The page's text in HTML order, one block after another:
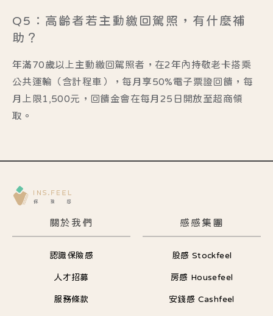
Q5：高齡者若主動繳回駕照，有什麼補
助？
年滿70歲以上主動繳回駕照者，在2年內持敬老卡搭乘
公共運輸（含計程車），每月享50%電子票證回饋，每
月上限1,500元，回饋金會在每月25日開放至超商領
取。
關於我們
認識保險感
人才招募
服務條款
感感集團
股感 Stockfeel
房感 Housefeel
安錢感 Cashfeel